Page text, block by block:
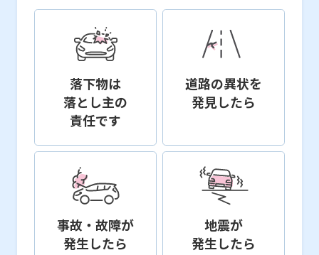
落下物は
落とし主の
責任です
道路の異状を
発見したら
事故・故障が
発生したら
地震が
発生したら